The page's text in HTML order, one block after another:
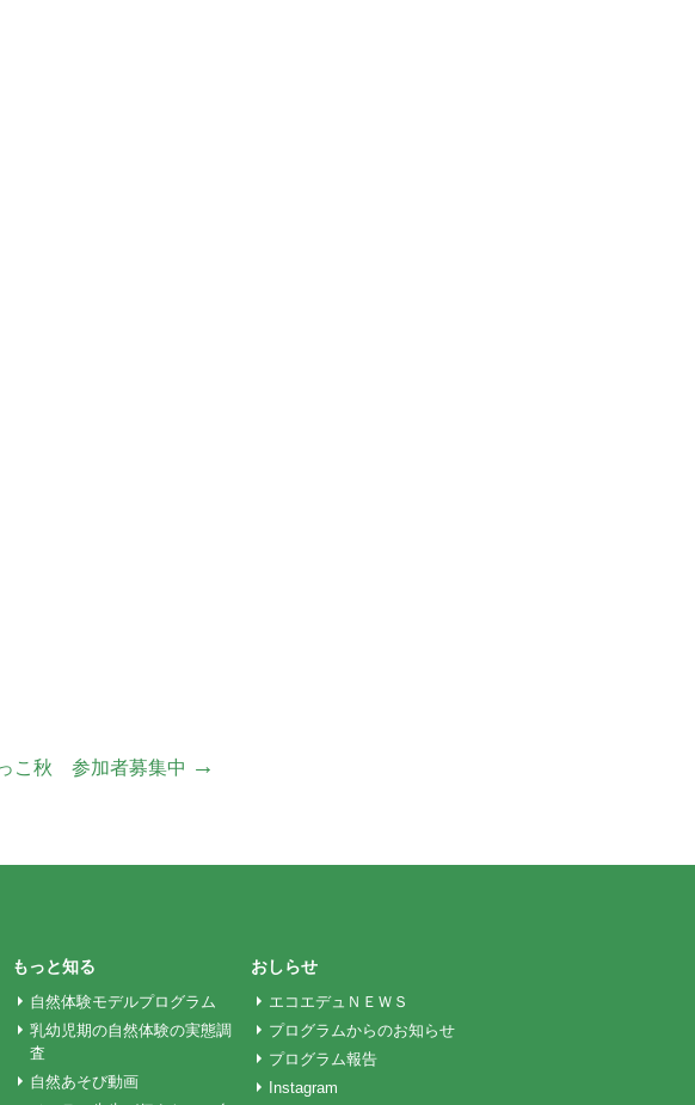
こ秋 参加者募集中 →
もっと知る
自然体験モデルプログラム
乳幼児期の自然体験の実態調
査
自然あそび動画
おしらせ
エコエデュＮＥＷＳ
プログラムからのお知らせ
プログラム報告
Instagram